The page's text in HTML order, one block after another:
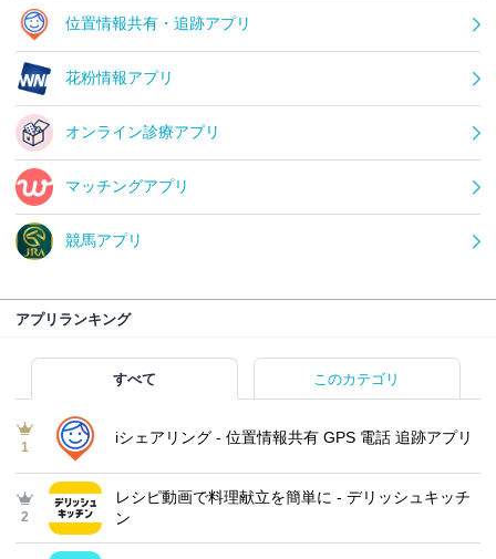
位置情報共有・追跡アプリ
花粉情報アプリ
オンライン診療アプリ
マッチングアプリ
競馬アプリ
アプリランキング
すべて このカテゴリ
1
iシェアリング - 位置情報共有 GPS 電話 追跡アプリ
2
レシピ動画で料理献立を簡単‪に - デリッシュキッチ
ン